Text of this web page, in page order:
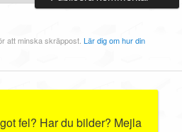
att minska skräppost.Lär dig om hur din
fel? Har du bilder? Mejla